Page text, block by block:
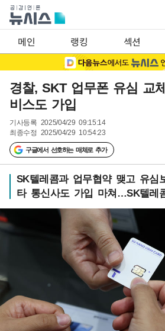
메인 랭킹 섹션
경찰, SKT 업무폰 유심 교
비스도 가입
기사등록 2025/04/29 09:15:14
최종수정 2025/04/29 10:54:23
구글에서 선호하는 매체로 추가
SK텔레콤과 업무협약 맺고 유심
타 통신사도 가입 마쳐…SK텔레